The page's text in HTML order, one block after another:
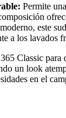
Permite
este
a los lavados
Classic
un look
en el